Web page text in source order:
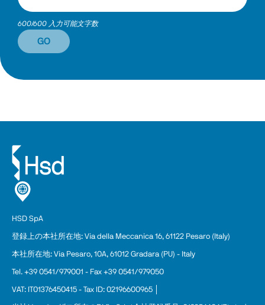
600/600 入力可能文字数
GO
HSD SpA
登録上の本社所在地: Via della Meccanica 16, 61122 Pesaro (Italy)
本社所在地: Via Pesaro, 10A, 61012 Gradara (PU) - Italy
Tel. +39 0541/979001 - Fax +39 0541/979050
VAT: IT01376450415 - Tax ID: 02196600965 │